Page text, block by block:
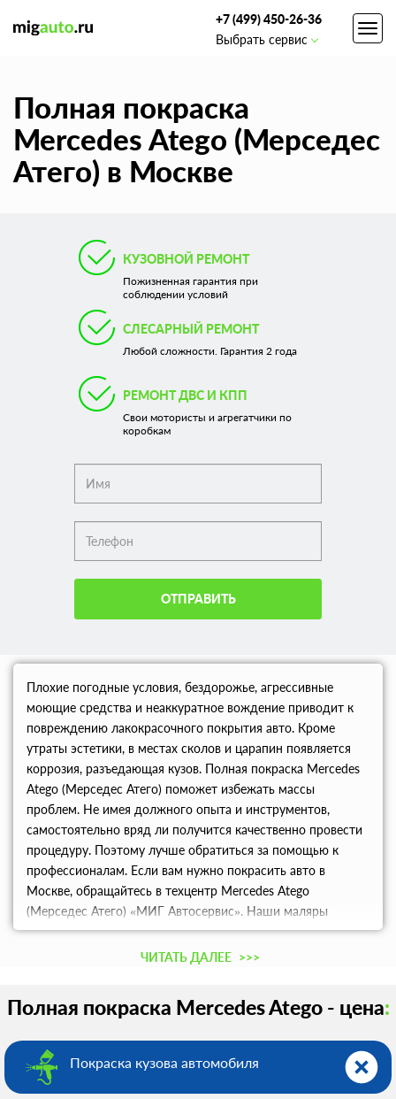
+7 (499) 450-26-36
Выбрать сервис
Полная покраска
Mercedes Atego (Мерседес
Атего) в Москве
КУЗОВНОЙ РЕМОНТ
Пожизненная гарантия при
соблюдении условий
СЛЕСАРНЫЙ РЕМОНТ
Любой сложности. Гарантия 2 года
РЕМОНТ ДВС И КПП
Свои мотористы и агрегатчики по
коробкам
ОТПРАВИТЬ
Плохие погодные условия, бездорожье, агрессивные
моющие средства и неаккуратное вождение приводит к
повреждению лакокрасочного покрытия авто. Кроме
утраты эстетики, в местах сколов и царапин появляется
коррозия, разъедающая кузов. Полная покраска Mercedes
Atego (Мерседес Атего) поможет избежать массы
проблем. Не имея должного опыта и инструментов,
самостоятельно вряд ли получится качественно провести
процедуру. Поэтому лучше обратиться за помощью к
профессионалам. Если вам нужно покрасить авто в
Москве, обращайтесь в техцентр Mercedes Atego
(Мерседес Атего) «МИГ Автосервис». Наши маляры
оперативно подберут необходимый оттенок и проведут
работы на высшем уровне. Использование оригинальных
ЧИТАТЬ ДАЛЕЕ >>>
Полная покраска Mercedes Atego - цена:
Покраска кузова автомобиля